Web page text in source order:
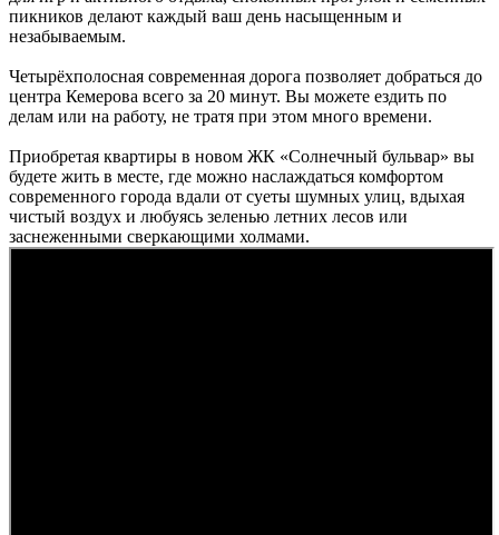
пикников делают каждый ваш день насыщенным и
незабываемым.
Четырёхполосная современная дорога позволяет добраться до
центра Кемерова всего за 20 минут. Вы можете ездить по
делам или на работу, не тратя при этом много времени.
Приобретая квартиры в новом ЖК «Солнечный бульвар» вы
будете жить в месте, где можно наслаждаться комфортом
современного города вдали от суеты шумных улиц, вдыхая
чистый воздух и любуясь зеленью летних лесов или
заснеженными сверкающими холмами.